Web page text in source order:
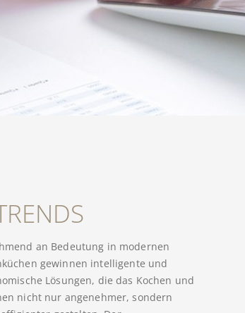
an Bedeutung in modernen
gewinnen intelligente und
Lösungen, die das Kochen und
nicht nur angenehmer, sondern